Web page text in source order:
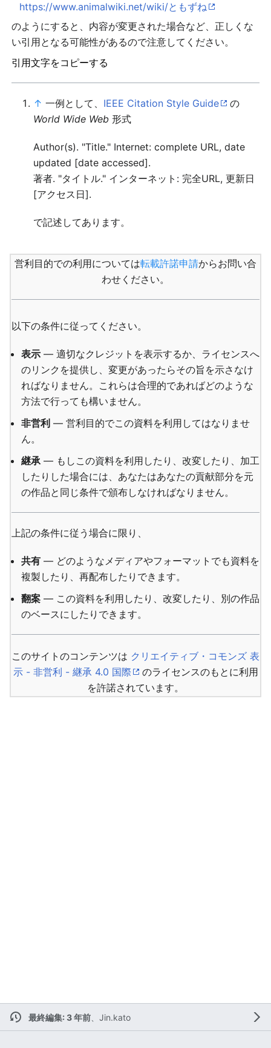
https://www.animalwiki.net/wiki/ともずね
のようにすると、内容が変更された場合など、正しくな
い引用となる可能性があるので注意してください。
引用文字をコピーする
↑ 一例として、 IEEE Citation Style Guide
の
World Wide Web 形式
Author(s). "Title." Internet: complete URL, date
updated [date accessed].
著者. "タイトル." インターネット: 完全URL, 更新日
[アクセス日].
で記述してあります。
営利目的での利用については転載許諾申請からお問い合
わせください。
以下の条件に従ってください。
表示 — 適切なクレジットを表示するか、ライセンスへ
のリンクを提供し、変更があったらその旨を示さなけ
ればなりません。これらは合理的であればどのような
方法で行っても構いません。
非営利 — 営利目的でこの資料を利用してはなりませ
ん。
継承— もしこの資料を利用したり、改変したり、加工
したりした場合には、あなたはあなたの貢献部分を元
の作品と同じ条件で頒布しなければなりません。
上記の条件に従う場合に限り、
共有 — どのようなメディアやフォーマットでも資料を
複製したり、再配布したりできます。
翻案 — この資料を利用したり、改変したり、別の作品
のベースにしたりできます。
このサイトのコンテンツは クリエイティブ・コモンズ 表
示 - 非営利 - 継承 4.0 国際
のライセンスのもとに利用
を許諾されています。
最終編集: 3 年前、 Jin.kato